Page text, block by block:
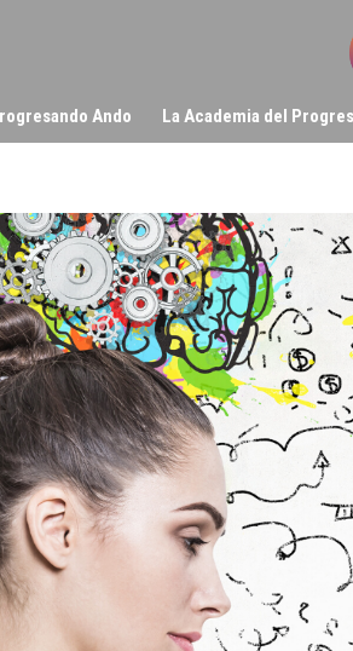
Ando La Academia del